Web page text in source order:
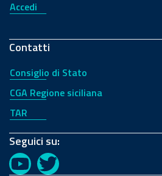
Accedi
Contatti
Consiglio di Stato
CGA Regione siciliana
TAR
Seguici su:
YouTubeTwitter